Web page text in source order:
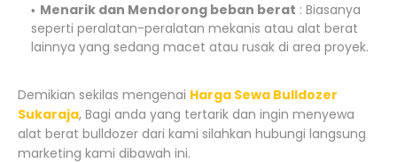
Menarik dan Mendorong beban berat : Biasanya
seperti peralatan-peralatan mekanis atau alat berat
lainnya yang sedang macet atau rusak di area proyek.
Demikian sekilas mengenai Harga Sewa Bulldozer
Sukaraja, Bagi anda yang tertarik dan ingin menyewa
alat berat bulldozer dari kami silahkan hubungi langsung
marketing kami dibawah ini.